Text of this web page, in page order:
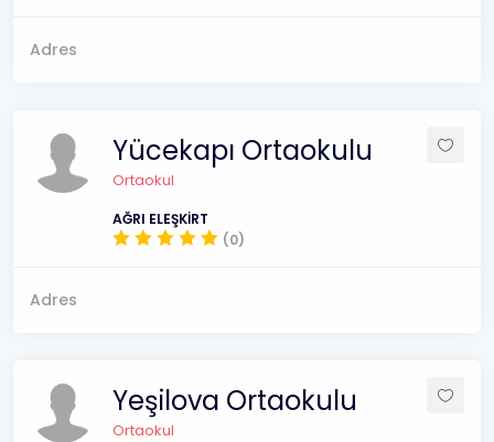
Adres
Yücekapı Ortaokulu
Ortaokul
AĞRI ELEŞKİRT
(0)
Adres
Yeşilova Ortaokulu
Ortaokul